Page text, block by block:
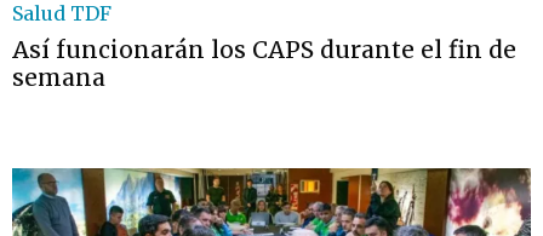
Salud TDF
Así funcionarán los CAPS durante el fin de
semana